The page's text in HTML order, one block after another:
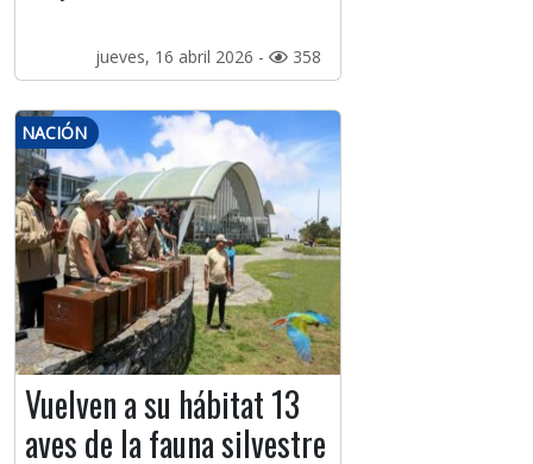
jueves, 16 abril 2026 - 358
NACIÓN
Vuelven a su hábitat 13
aves de la fauna silvestre